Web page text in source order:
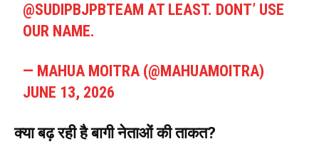
@SUDIPBJPBTEAM AT LEAST. DONT’ USE
OUR NAME.
— MAHUA MOITRA (@MAHUAMOITRA)
JUNE 13, 2026
क्या बढ़ रही है बागी नेताओं की ताकत?